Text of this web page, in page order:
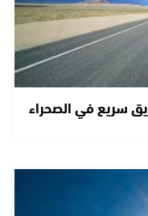
سريع في الصحراء